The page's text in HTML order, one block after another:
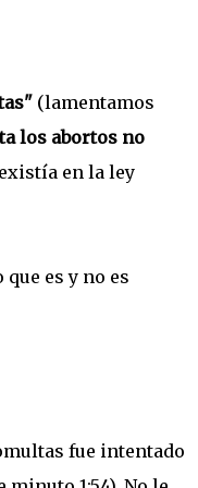
(lamentamos
los abortos no
en la ley
es y no es
fue intentado